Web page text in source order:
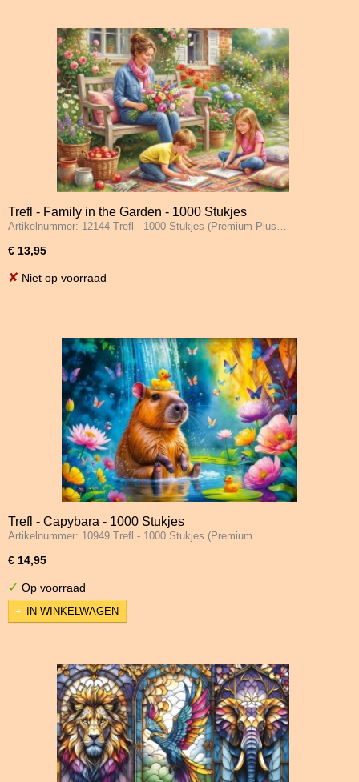
Trefl - Family in the Garden - 1000 Stukjes
Artikelnummer: 12144 Trefl - 1000 Stukjes (Premium Plus…
€ 13,95
✘ Niet op voorraad
Trefl - Capybara - 1000 Stukjes
Artikelnummer: 10949 Trefl - 1000 Stukjes (Premium…
€ 14,95
✓ Op voorraad
IN WINKELWAGEN